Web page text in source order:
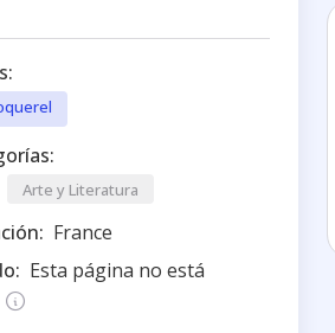
Arte y Literatura
France
Esta página no está